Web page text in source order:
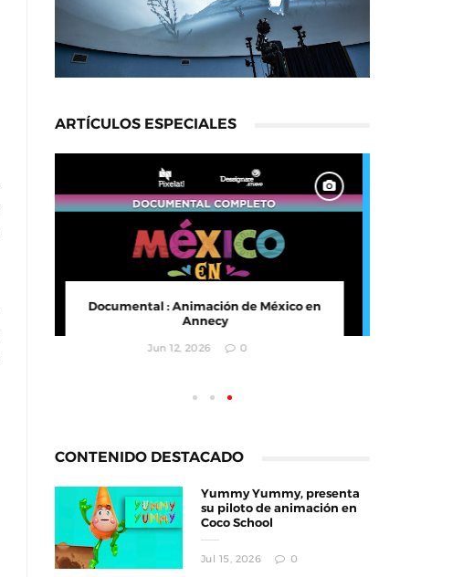
ARTÍCULOS ESPECIALES
Documental : Animación de México en
Annecy
Jun 12, 2026
CONTENIDO DESTACADO
Yummy Yummy, presenta
su piloto de animación en
Coco School
Jul 15, 2026 0